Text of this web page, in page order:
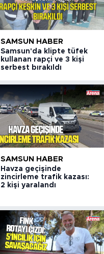
SAMSUN HABER
Samsun'da klipte tüfek
kullanan rapçi ve 3 kişi
serbest bırakıldı
SAMSUN HABER
Havza geçişinde
zincirleme trafik kazası:
2 kişi yaralandı